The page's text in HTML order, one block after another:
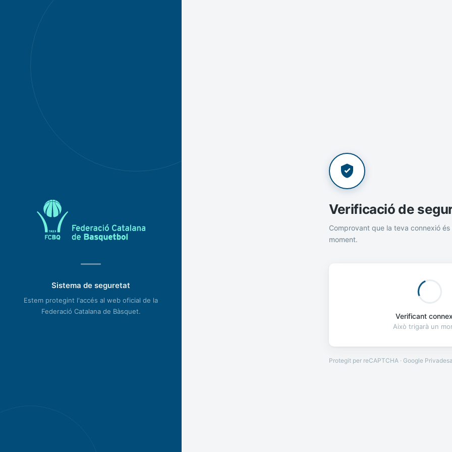
Sistema de seguretat
Estem protegint l'accés al web oficial de la
Federació Catalana de Bàsquet.
Verificació de
Comprovant que la teva connexió és
moment.
Verificant
Això trigarà un
Protegit per reCAPTCHA · Google Privadesa